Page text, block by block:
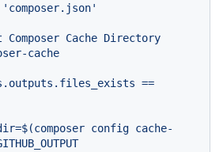
'composer.json'
Composer Cache Directory
cache
==